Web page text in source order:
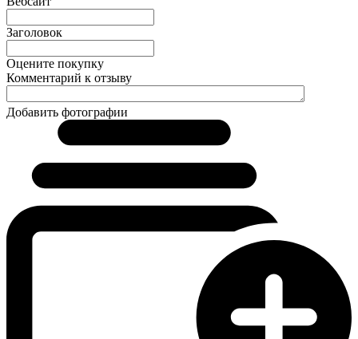
Заголовок
Оцените покупку
Комментарий к отзыву
Добавить фотографии